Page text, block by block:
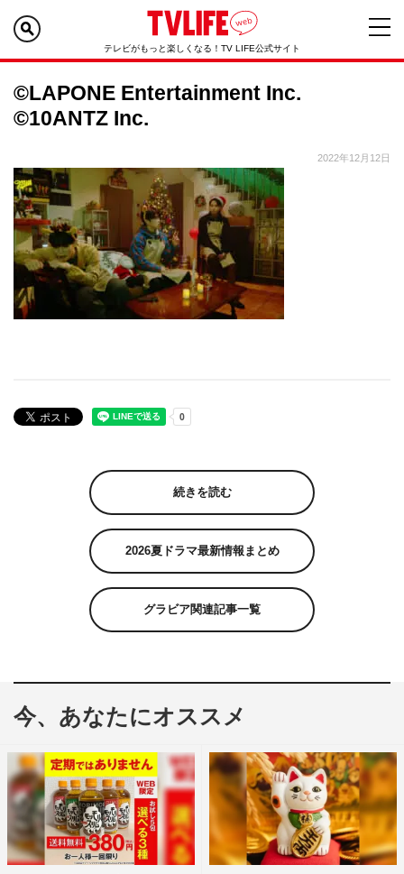
テレビがもっと楽しくなる！TV LIFE公式サイト
©LAPONE Entertainment Inc.
©10ANTZ Inc.
2022年12月12日
続きを読む
2026夏ドラマ最新情報まとめ
グラビア関連記事一覧
今、あなたにオススメ